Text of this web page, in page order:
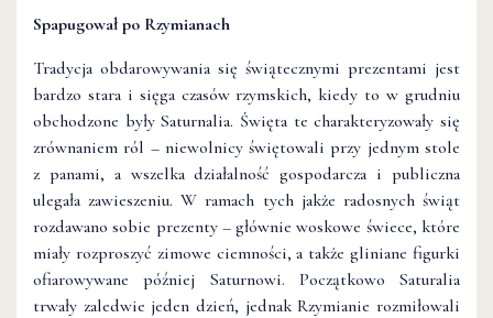
Spapugował po Rzymianach
Tradycja obdarowywania się świątecznymi prezentami jest
bardzo stara i sięga czasów rzymskich, kiedy to w grudniu
obchodzone były Saturnalia. Święta te charakteryzowały się
zrównaniem ról – niewolnicy świętowali przy jednym stole
z panami, a wszelka działalność gospodarcza i publiczna
ulegała zawieszeniu. W ramach tych jakże radosnych świąt
rozdawano sobie prezenty – głównie woskowe świece, które
miały rozproszyć zimowe ciemności, a także gliniane figurki
ofiarowywane później Saturnowi. Początkowo Saturalia
trwały zaledwie jeden dzień, jednak Rzymianie rozmiłowali